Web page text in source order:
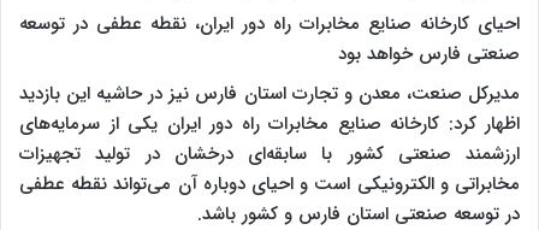
احیای کارخانه صنایع مخابرات راه دور ایران، نقطه عطفی در توسعه
صنعتی فارس خواهد بود
مدیرکل صنعت، معدن و تجارت استان فارس نیز در حاشیه این بازدید
اظهار کرد: کارخانه صنایع مخابرات راه دور ایران یکی از سرمایه‌های
ارزشمند صنعتی کشور با سابقه‌ای درخشان در تولید تجهیزات
مخابراتی و الکترونیکی است و احیای دوباره آن می‌تواند نقطه عطفی
در توسعه صنعتی استان فارس و کشور باشد.